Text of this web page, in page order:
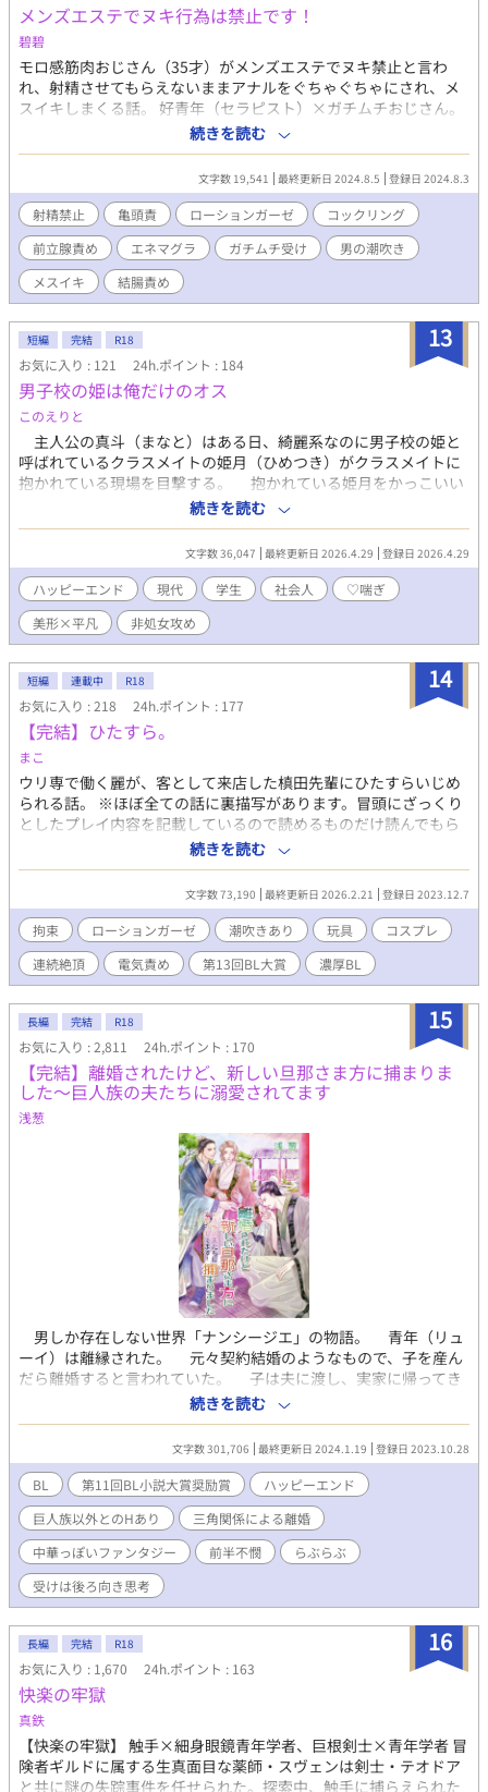
メンズエステでヌキ行為は禁止です！
碧碧
モロ感筋肉おじさん（35才）がメンズエステでヌキ禁止と言わ
れ、射精させてもらえないままアナルをぐちゃぐちゃにされ、メ
スイキしまくる話。 好青年（セラピスト）×ガチムチおじさん。
射精禁止、亀頭責め、エネマグラ、玩具、ローションガーゼ、潮
吹き、手マンがあります。 本編完結後、番外編で激甘溺愛結腸責
めセックスします。攻めが射精我慢します。閲覧ご注意くださ
い。
続きを読む
文字数 19,541 最終更新日 2024.8.5 登録日 2024.8.3
射精禁止 亀頭責 ローションガーゼ
コックリング
前立腺責め
エネマグラ ガチムチ受け
男の潮吹き
メスイキ
結腸責め
13
短編 完結 R18
お気に入り : 121 24h.ポイント : 184
男子校の姫は俺だけのオス
このえりと
主人公の真斗（まなと）はある日、綺麗系なのに男子校の姫と
呼ばれているクラスメイトの姫月（ひめつき）がクラスメイトに
抱かれている現場を目撃する。 抱かれている姫月をかっこいい
と思った真斗はその夜、姫月に抱かれる夢を見てしまう。しかも
真斗は翌日夢の内容を思い出しても、悪くないどころか本当に抱
かれてみたいと思ってしまうのだった。 しかし姫月は抱かれる
側だし自分とほとんど会話したことがないから現実になることは
ないだろう。そう思い忘れようとした真斗の元に、姫月がやって
くる。 自分を抱いてもいいよと言ってきた姫月に真斗は「俺が
姫月に抱かれたい」と正直に打ち明けた。断られると思っていた
真斗だったが、なぜか姫月は了承して――。 たくさんの男たちに
抱かれる男子校の姫（綺麗系）と、姫に抱かれる男の話。 成分
表：♡喘ぎ 濁点喘ぎ 潮吹き 攻めがモブに抱かれる描写 受
け・攻め・モブの3P ※リバ要素はありません
続きを読む
文字数 36,047 最終更新日 2026.4.29 登録日 2026.4.29
ハッピーエンド 現代 学生 社会人
♡喘ぎ
美形×平凡
非処女攻め
14
短編 連載中 R18
お気に入り : 218 24h.ポイント : 177
【完結】ひたすら。
まこ
ウリ専で働く麗が、客として来店した槙田先輩にひたすらいじめ
られる話。 ※ほぼ全ての話に裏描写があります。冒頭にざっくり
としたプレイ内容を記載しているので読めるものだけ読んでもら
えれば幸いです。 含まれるプレイ内容 濁点喘/拘束/亀頭責/ローシ
ョンガーゼ/潮吹/玩具/前立腺責/ドライオーガズム/連続絶頂/コス
プレ/羽根/焦らし/羞恥/乳首責/猿轡/電気責/クスコ/目隠/尿道責/ロ
ーションマット/3P/耳責/素股/寸止/貞操帯/野外/恋愛要素有/甘々/
挿入有etc. ※完結にしていますが、書きたくなったら突然番外編
を書く可能性があります。
続きを読む
文字数 73,190 最終更新日 2026.2.21 登録日 2023.12.7
拘束 ローションガーゼ 潮吹きあり 玩具
コスプレ
連続絶頂
電気責め 第13回BL大賞 濃厚BL
15
長編 完結 R18
お気に入り : 2,811 24h.ポイント : 170
【完結】離婚されたけど、新しい旦那さま方に捕まりま
した～巨人族の夫たちに溺愛されてます
浅葱
男しか存在しない世界「ナンシージエ」の物語。 青年（リュ
ーイ）は離縁された。 元々契約結婚のようなもので、子を産ん
だら離婚すると言われていた。 子は夫に渡し、実家に帰ってき
た青年は、夫だった者のことを想う。ひどい人だけど、青年はそ
れでも好きだった。 そんな青年に隣国である巨人族の国の貴族
から縁談が舞い込んだ。彼らの国では夫が複数に妻が一人という
のが当たり前だという。 子を産める身体だと証明されたから、
結婚を申し込まれたらしかった。 自分の身体などもうどうでも
いいと投げやりになっていた青年は条件をつけた。 「子が産まれ
るとは限りませんが、絶対に離縁しないという条件であれば嫁ぎ
ます」 巨人族からも条件が提示された。 「私たち夫に抱かれる
ことを決して拒まないように」 巨人族は青年より遥かに身体が
大きい。もしかしたら死んでしまうかもしれないと青年は思っ
た。 それでもかまわなかった。だって彼は……。 注：巨人
族の夫たち以外との性行為が最初の頃あります。最初の頃は不憫
です。 巨人族の夫たち４人（＋α？は終わりの方）×バツ一の
青年（結婚後天使になる）のとろとろ溺愛らぶらぶハッピーエン
ドです。（最後には子どもも含めてのハッピーエンドになるので
ご安心を。溺愛要員がもう一人増えます） ＋αとの性行為を含
む場面には※がついています。ご了承ください。 天使シリーズ
です。説明についてはfujossyを参照のこと
→https://fujossy.jp/books/17868 中華ファンタジー／天使シリ
続きを読む
文字数 301,706 最終更新日 2024.1.19 登録日 2023.10.28
BL 第11回BL小説大賞奨励賞
ハッピーエンド
巨人族以外とのHあり
三角関係による離婚
中華っぽいファンタジー
前半不憫
らぶらぶ
受けは後ろ向き思考
16
長編 完結 R18
お気に入り : 1,670 24h.ポイント : 163
快楽の牢獄
真鉄
【快楽の牢獄】 触手×細身眼鏡青年学者、巨根剣士×青年学者 冒
険者ギルドに属する生真面目な薬師・スヴェンは剣士・テオドア
と共に謎の失踪事件を任せられた。探索中、触手に捕らえられた